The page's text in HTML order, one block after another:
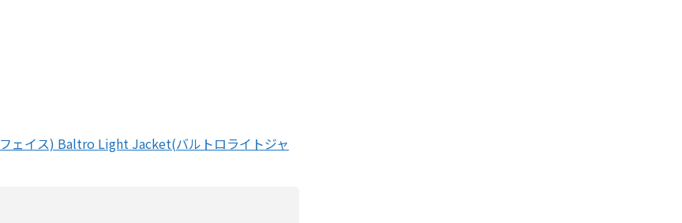
ェイス) Baltro Light Jacket(バルトロライトジャ